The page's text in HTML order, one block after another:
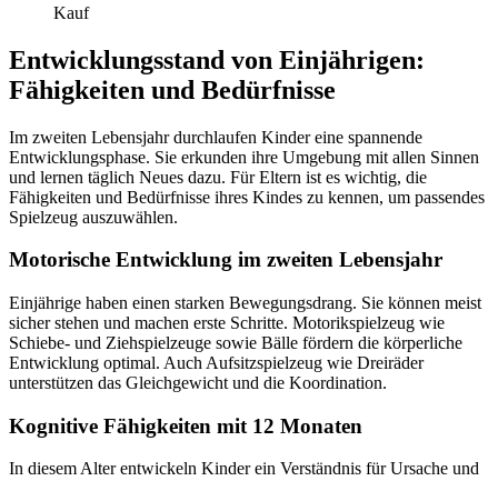
Kauf
Entwicklungsstand von Einjährigen:
Fähigkeiten und Bedürfnisse
Im zweiten Lebensjahr durchlaufen Kinder eine spannende
Entwicklungsphase. Sie erkunden ihre Umgebung mit allen Sinnen
und lernen täglich Neues dazu. Für Eltern ist es wichtig, die
Fähigkeiten und Bedürfnisse ihres Kindes zu kennen, um passendes
Spielzeug auszuwählen.
Motorische Entwicklung im zweiten Lebensjahr
Einjährige haben einen starken Bewegungsdrang. Sie können meist
sicher stehen und machen erste Schritte. Motorikspielzeug wie
Schiebe- und Ziehspielzeuge sowie Bälle fördern die körperliche
Entwicklung optimal. Auch Aufsitzspielzeug wie Dreiräder
unterstützen das Gleichgewicht und die Koordination.
Kognitive Fähigkeiten mit 12 Monaten
In diesem Alter entwickeln Kinder ein Verständnis für Ursache und